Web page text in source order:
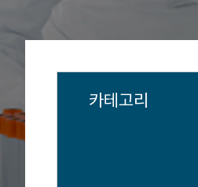
카테고리